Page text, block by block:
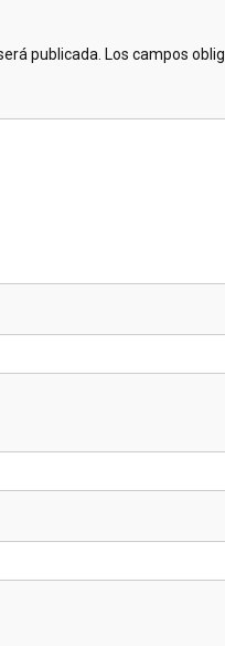
publicada. Los campos